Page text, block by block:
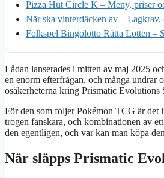
Pizza Hut Circle K – Meny, priser
När ska vinterdäcken av – Lagkrav,
Folkspel Bingolotto Rätta Lotten –
Lådan lanserades i mitten av maj 2025
en enorm efterfrågan, och många undrar
osäkerheterna kring Prismatic Evolutions
För den som följer Pokémon TCG är det
trogen fanskara, och kombinationen av
den egentligen, och var kan man köpa
När släpps Prismatic